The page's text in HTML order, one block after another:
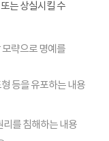
는 상실시킬 수
모략으로 명예를
등을 유포하는 내용
리를 침해하는 내용